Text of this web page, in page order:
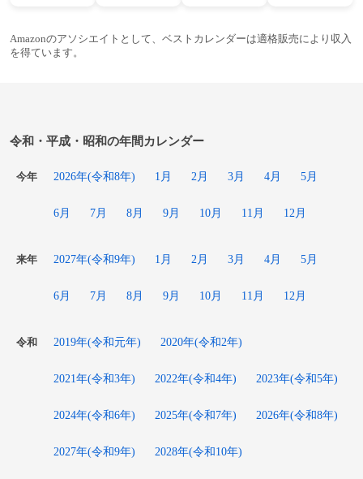
Amazonのアソシエイトとして、ベストカレンダーは適格販売により収入
を得ています。
令和・平成・昭和の年間カレンダー
今年 2026年(令和8年) 1月 2月 3月 4月 5月
6月 7月 8月 9月 10月 11月 12月
来年 2027年(令和9年) 1月 2月 3月 4月 5月
6月 7月 8月 9月 10月 11月 12月
令和 2019年(令和元年) 2020年(令和2年)
2021年(令和3年) 2022年(令和4年) 2023年(令和5年)
2024年(令和6年) 2025年(令和7年) 2026年(令和8年)
2027年(令和9年) 2028年(令和10年)